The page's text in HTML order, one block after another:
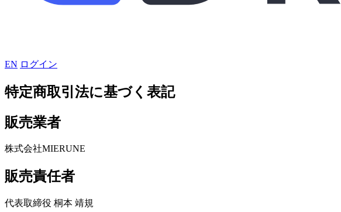
EN ログイン
特定商取引法に基づく表記
販売業者
株式会社MIERUNE
販売責任者
代表取締役 桐本 靖規